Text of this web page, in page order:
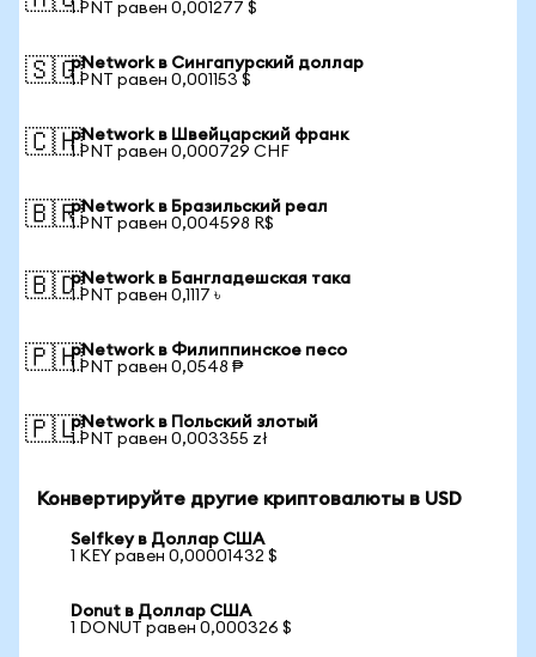
1 PNT равен 0,001277 $
🇸🇬pNetwork в Сингапурский доллар
1 PNT равен 0,001153 $
🇨🇭pNetwork в Швейцарский франк
1 PNT равен 0,000729 CHF
🇧🇷pNetwork в Бразильский реал
1 PNT равен 0,004598 R$
🇧🇩pNetwork в Бангладешская така
1 PNT равен 0,1117 ৳
🇵🇭pNetwork в Филиппинское песо
1 PNT равен 0,0548 ₱
🇵🇱pNetwork в Польский злотый
1 PNT равен 0,003355 zł
Конвертируйте другие криптовалюты в USD
Selfkey в Доллар США
1 KEY равен 0,00001432 $
Donut в Доллар США
1 DONUT равен 0,000326 $